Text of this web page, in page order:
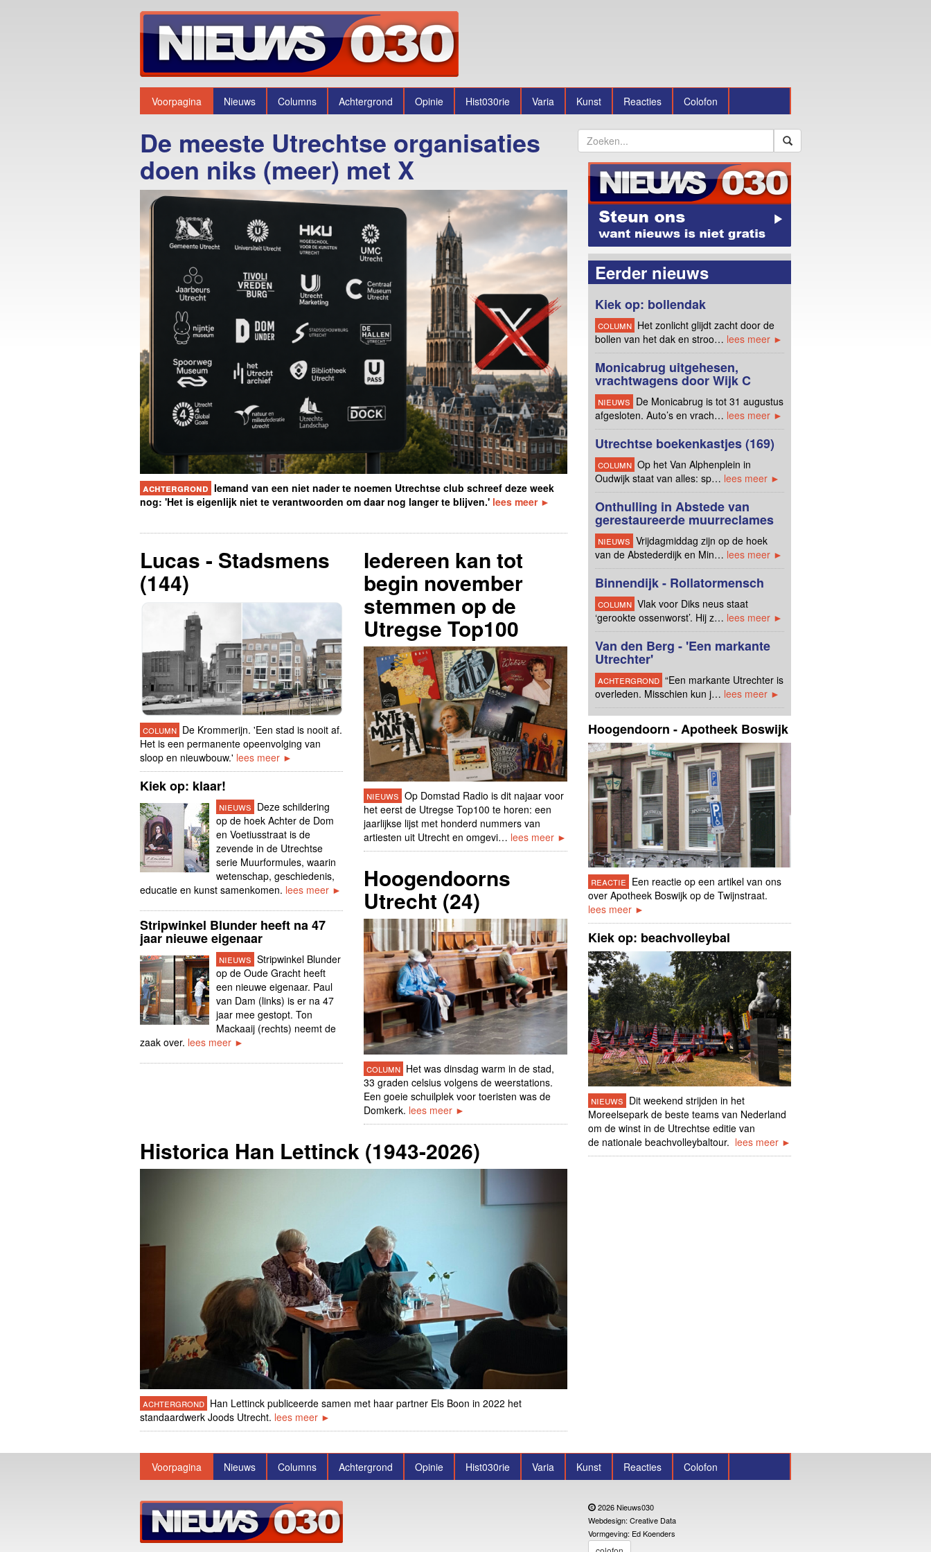
Voorpagina Nieuws Columns Achtergrond Opinie Hist030rie Varia Kunst Reacties Colofon
De meeste Utrechtse organisaties
doen niks (meer) met X
achtergrond Iemand van een niet nader te noemen Utrechtse club schreef deze week
nog: 'Het is eigenlijk niet te verantwoorden om daar nog langer te blijven.' lees meer ►
Lucas - Stadsmens
(144)
column De Krommerijn. 'Een stad is nooit af.
Het is een permanente opeenvolging van
sloop en nieuwbouw.' lees meer ►
Kiek op: klaar!
nieuws Deze schildering
op de hoek Achter de Dom
en Voetiusstraat is de
zevende in de Utrechtse
serie Muurformules, waarin
wetenschap, geschiedenis,
educatie en kunst samenkomen. lees meer ►
Stripwinkel Blunder heeft na 47
jaar nieuwe eigenaar
nieuws Stripwinkel Blunder
op de Oude Gracht heeft
een nieuwe eigenaar. Paul
van Dam (links) is er na 47
jaar mee gestopt. Ton
Mackaaij (rechts) neemt de
zaak over. lees meer ►
Iedereen kan tot
begin november
stemmen op de
Utregse Top100
nieuws Op Domstad Radio is dit najaar voor
het eerst de Utregse Top100 te horen: een
jaarlijkse lijst met honderd nummers van
artiesten uit Utrecht en omgevi… lees meer ►
Hoogendoorns
Utrecht (24)
column Het was dinsdag warm in de stad,
33 graden celsius volgens de weerstations.
Een goeie schuilplek voor toeristen was de
Domkerk. lees meer ►
Historica Han Lettinck (1943-2026)
achtergrond Han Lettinck publiceerde samen met haar partner Els Boon in 2022 het
standaardwerk Joods Utrecht. lees meer ►
Eerder nieuws
Kiek op: bollendak
column Het zonlicht glijdt zacht door de
bollen van het dak en stroo… lees meer ►
Monicabrug uitgehesen,
vrachtwagens door Wijk C
nieuws De Monicabrug is tot 31 augustus
afgesloten. Auto’s en vrach… lees meer ►
Utrechtse boekenkastjes (169)
column Op het Van Alphenplein in
Oudwijk staat van alles: sp… lees meer ►
Onthulling in Abstede van
gerestaureerde muurreclames
nieuws Vrijdagmiddag zijn op de hoek
van de Abstederdijk en Min… lees meer ►
Binnendijk - Rollatormensch
column Vlak voor Diks neus staat
‘gerookte ossenworst’. Hij z… lees meer ►
Van den Berg - 'Een markante
Utrechter'
achtergrond “Een markante Utrechter is
overleden. Misschien kun j… lees meer ►
Hoogendoorn - Apotheek Boswijk
reactie Een reactie op een artikel van ons
over Apotheek Boswijk op de Twijnstraat.
lees meer ►
Kiek op: beachvolleybal
nieuws Dit weekend strijden in het
Moreelsepark de beste teams van Nederland
om de winst in de Utrechtse editie van
de nationale beachvolleybaltour. lees meer ►
Voorpagina Nieuws Columns Achtergrond Opinie Hist030rie Varia Kunst Reacties Colofon
2026 Nieuws030
Webdesign: Creative Data
Vormgeving: Ed Koenders